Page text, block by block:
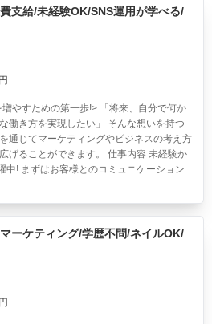
支給/未経験OK/SNS運用が学べる/
増やすための第一歩!> 「将来、自分で何か
働き方を実現したい」 そんな想いを持つ
通じてマーケティングやビジネスの考え方
げることができます。 仕事内容 未経験か
中! まずはお客様とのコミュニケーション
ーケティング/学歴不問/ネイルOK/